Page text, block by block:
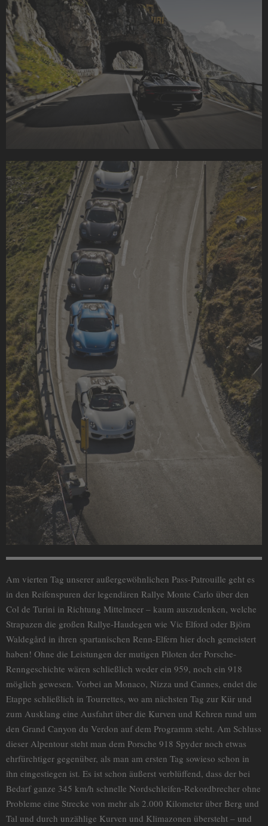
Am vierten Tag unserer außergewöhnlichen Pass-Patrouille geht es
in den Reifenspuren der legendären Rallye Monte Carlo über den
Col de Turini in Richtung Mittelmeer – kaum auszudenken, welche
Strapazen die großen Rallye-Haudegen wie Vic Elford oder Björn
Waldegård in ihren spartanischen Renn-Elfern hier doch gemeistert
haben! Ohne die Leistungen der mutigen Piloten der Porsche-
Renngeschichte wären schließlich weder ein 959, noch ein 918
möglich gewesen. Vorbei an Monaco, Nizza und Cannes, endet die
Etappe schließlich in Tourrettes, wo am nächsten Tag zur Kür und
zum Ausklang eine Ausfahrt über die Kurven und Kehren rund um
den Grand Canyon du Verdon auf dem Programm steht. Am Schluss
dieser Alpentour steht man dem Porsche 918 Spyder noch etwas
ehrfürchtiger gegenüber, als man am ersten Tag sowieso schon in
ihn eingestiegen ist. Es ist schon äußerst verblüffend, dass der bei
Bedarf ganze 345 km/h schnelle Nordschleifen-Rekordbrecher ohne
Probleme eine Strecke von mehr als 2.000 Kilometer über Berg und
Tal und durch unzählige Kurven und Klimazonen übersteht – und